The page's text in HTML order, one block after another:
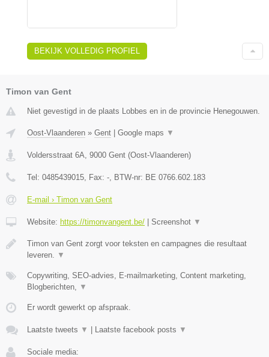
BEKIJK VOLLEDIG PROFIEL
Timon van Gent
Niet gevestigd in de plaats Lobbes en in de provincie Henegouwen.
Oost-Vlaanderen » Gent Google maps ▼
Voldersstraat 6A 9000 Gent (Oost-Vlaanderen)
Tel: 0485439015 , Fax: - , BTW-nr: BE 0766.602.183
E-mail › Timon van Gent
Website: https://timonvangent.be/ Screenshot ▼
Timon van Gent zorgt voor teksten en campagnes die resultaat
leveren.
▼
Copywriting, SEO-advies, E-mailmarketing, Content marketing,
Blogberichten,
▼
Er wordt gewerkt op afspraak.
Laatste tweets ▼ Laatste facebook posts ▼
Sociale media: